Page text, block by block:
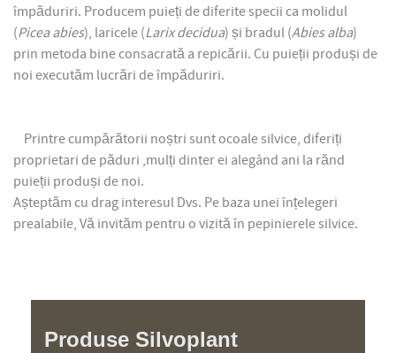
împăduriri. Producem puieți de diferite specii ca molidul
(Picea abies), laricele (Larix decidua) și bradul (Abies alba)
prin metoda bine consacrată a repicării. Cu puieții produși de
noi executăm lucrări de împăduriri.
Printre cumpărătorii noștri sunt ocoale silvice, diferiți
proprietari de păduri ,mulți dinter ei alegând ani la rănd
puieții produși de noi.
Așteptăm cu drag interesul Dvs. Pe baza unei înțelegeri
prealabile, Vă invităm pentru o vizită în pepinierele silvice.
Produse Silvoplant